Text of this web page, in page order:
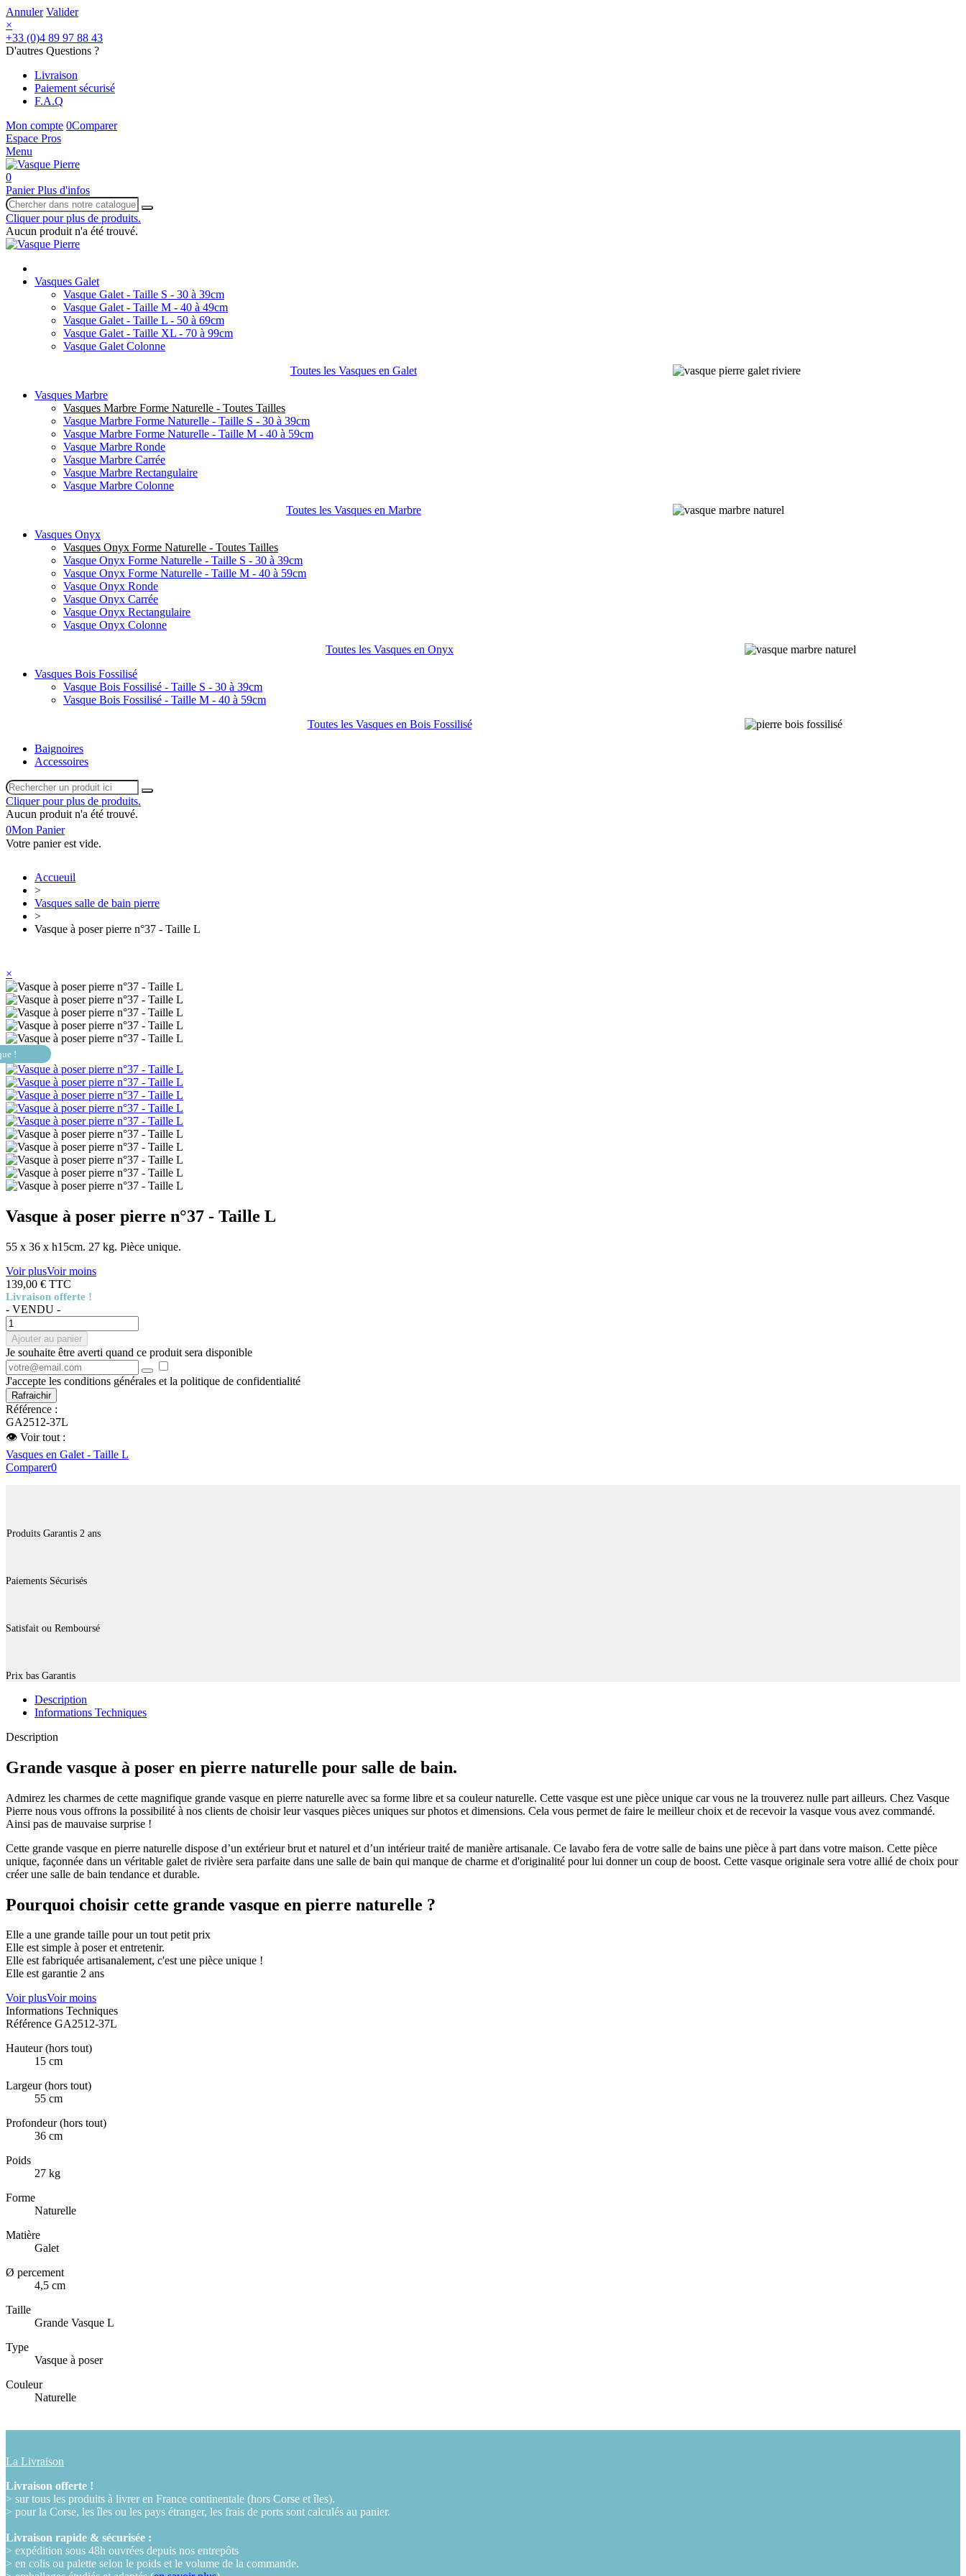
Annuler Valider
×
+33 (0)4 89 97 88 43
D'autres Questions ?
Livraison
Paiement sécurisé
F.A.Q
Mon compte 0Comparer
Espace Pros
Menu
0
Panier Plus d'infos
Cliquer pour plus de produits.
Aucun produit n'a été trouvé.
Vasques Galet
Vasque Galet - Taille S - 30 à 39cm
Vasque Galet - Taille M - 40 à 49cm
Vasque Galet - Taille L - 50 à 69cm
Vasque Galet - Taille XL - 70 à 99cm
Vasque Galet Colonne
Toutes les Vasques en Galet
Vasques Marbre
Vasques Marbre Forme Naturelle - Toutes Tailles
Vasque Marbre Forme Naturelle - Taille S - 30 à 39cm
Vasque Marbre Forme Naturelle - Taille M - 40 à 59cm
Vasque Marbre Ronde
Vasque Marbre Carrée
Vasque Marbre Rectangulaire
Vasque Marbre Colonne
Toutes les Vasques en Marbre
Vasques Onyx
Vasques Onyx Forme Naturelle - Toutes Tailles
Vasque Onyx Forme Naturelle - Taille S - 30 à 39cm
Vasque Onyx Forme Naturelle - Taille M - 40 à 59cm
Vasque Onyx Ronde
Vasque Onyx Carrée
Vasque Onyx Rectangulaire
Vasque Onyx Colonne
Toutes les Vasques en Onyx
Vasques Bois Fossilisé
Vasque Bois Fossilisé - Taille S - 30 à 39cm
Vasque Bois Fossilisé - Taille M - 40 à 59cm
Toutes les Vasques en Bois Fossilisé
Baignoires
Accessoires
Cliquer pour plus de produits.
Aucun produit n'a été trouvé.
0Mon Panier
Votre panier est vide.
Accueuil
>
Vasques salle de bain pierre
>
Vasque à poser pierre n°37 - Taille L
×
!
Vasque à poser pierre n°37 - Taille L
55 x 36 x h15cm. 27 kg. Pièce unique.
Voir plusVoir moins
139,00 € TTC
Livraison offerte !
- VENDU -
Ajouter au panier
Je souhaite être averti quand ce produit sera disponible
J'accepte les conditions générales et la politique de confidentialité
Référence :
GA2512-37L
👁 Voir tout :
Vasques en Galet - Taille L
Comparer0
Produits Garantis 2 ans
Paiements Sécurisés
Satisfait ou Remboursé
Prix bas Garantis
Description
Informations Techniques
Description
Grande vasque à poser en pierre naturelle pour salle de bain.
Admirez les charmes de cette magnifique grande vasque en pierre naturelle avec sa forme libre et sa couleur naturelle. Cette vasque est une pièce unique car vous ne la trouverez nulle part ailleurs. Chez Vasque
Pierre nous vous offrons la possibilité à nos clients de choisir leur vasques pièces uniques sur photos et dimensions. Cela vous permet de faire le meilleur choix et de recevoir la vasque vous avez commandé.
Ainsi pas de mauvaise surprise !
Cette grande vasque en pierre naturelle dispose d’un extérieur brut et naturel et d’un intérieur traité de manière artisanale. Ce lavabo fera de votre salle de bains une pièce à part dans votre maison. Cette pièce
unique, façonnée dans un véritable galet de rivière sera parfaite dans une salle de bain qui manque de charme et d'originalité pour lui donner un coup de boost. Cette vasque originale sera votre allié de choix pour
créer une salle de bain tendance et durable.
Pourquoi choisir cette grande vasque en pierre naturelle ?
Elle a une grande taille pour un tout petit prix
Elle est simple à poser et entretenir.
Elle est fabriquée artisanalement, c'est une pièce unique !
Elle est garantie 2 ans
Voir plusVoir moins
Informations Techniques
Référence GA2512-37L
Hauteur (hors tout)
15 cm
Largeur (hors tout)
55 cm
Profondeur (hors tout)
36 cm
Poids
27 kg
Forme
Naturelle
Matière
Galet
Ø percement
4,5 cm
Taille
Grande Vasque L
Type
Vasque à poser
Couleur
Naturelle
La Livraison
Livraison offerte !
> sur tous les produits à livrer en France continentale (hors Corse et îles).
> pour la Corse, les îles ou les pays étranger, les frais de ports sont calculés au panier.
Livraison rapide & sécurisée :
> expédition sous 48h ouvrées depuis nos entrepôts
> en colis ou palette selon le poids et le volume de la commande.